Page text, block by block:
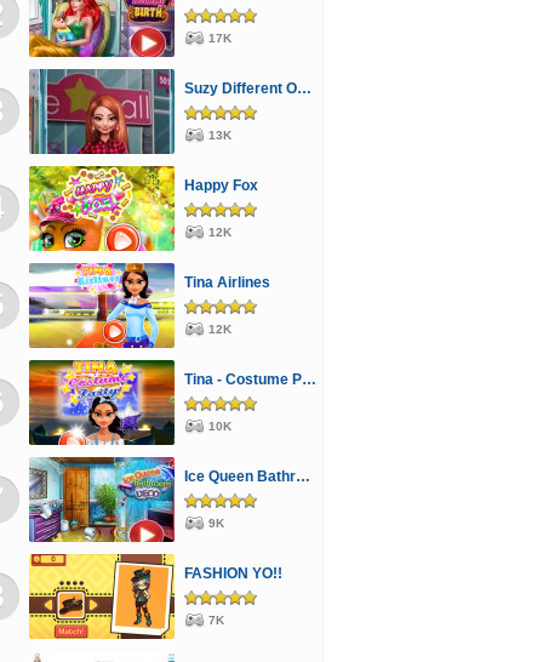
17K
Suzy Different Outfit Events
13K
Happy Fox
12K
Tina Airlines
12K
Tina - Costume Party
10K
Ice Queen Bathroom Deco
9K
FASHION YO!!
7K